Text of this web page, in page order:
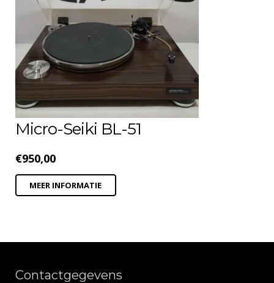
Micro-Seiki BL-51
€950,00
MEER INFORMATIE
Contactgegevens